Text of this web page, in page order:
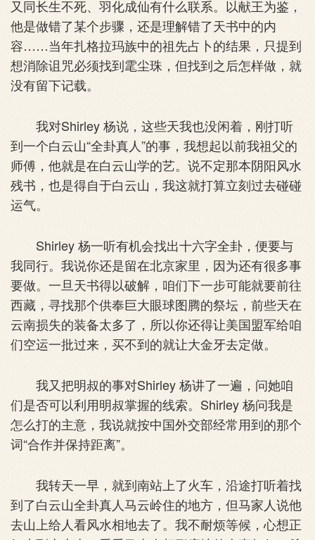
又同长生不死、羽化成仙有什么联系。以献王为鉴，
他是做错了某个步骤，还是理解错了天书中的内
容……当年扎格拉玛族中的祖先占卜的结果，只提到
想消除诅咒必须找到雮尘珠，但找到之后怎样做，就
没有留下记载。
我对Shirley 杨说，这些天我也没闲着，刚打听
到一个白云山“全卦真人”的事，我想起以前我祖父的
师傅，他就是在白云山学的艺。说不定那本阴阳风水
残书，也是得自于白云山，我这就打算立刻过去碰碰
运气。
Shirley 杨一听有机会找出十六字全卦，便要与
我同行。我说你还是留在北京家里，因为还有很多事
要做。一旦天书得以破解，咱们下一步可能就要前往
西藏，寻找那个供奉巨大眼球图腾的祭坛，前些天在
云南损失的装备太多了，所以你还得让美国盟军给咱
们空运一批过来，买不到的就让大金牙去定做。
我又把明叔的事对Shirley 杨讲了一遍，问她咱
们是否可以利用明叔掌握的线索。Shirley 杨问我是
怎么打的主意，我说就按中国外交部经常用到的那个
词“合作并保持距离”。
我转天一早，就到南站上了火车，沿途打听着找
到了白云山全卦真人马云岭住的地方，但马家人说他
去山上给人看风水相地去了。我不耐烦等候，心想正